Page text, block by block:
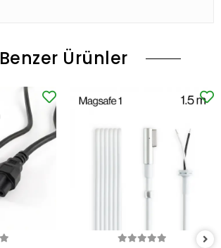
Benzer Ürünler